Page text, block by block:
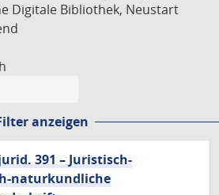
Digitale Bibliothek, Neustart
anzeigen
391 – Juristisch-
naturkundliche